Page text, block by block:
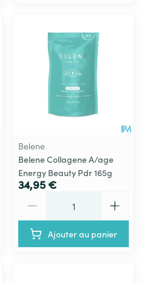
Belene
Belene Collagene A/age
Energy Beauty Pdr 165g
34,95 €
Ajouter au panier